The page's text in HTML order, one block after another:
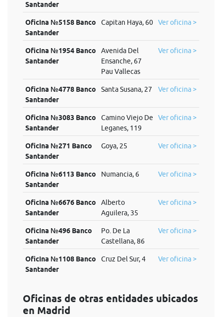
Santander
Oficina №5158 Banco
Santander
Capitan Haya, 60 Ver oficina >
Oficina №1954 Banco
Santander
Avenida Del
Ensanche, 67
Pau Vallecas
Ver oficina >
Oficina №4778 Banco
Santander
Santa Susana, 27 Ver oficina >
Oficina №3083 Banco
Santander
Camino Viejo De
Leganes, 119
Ver oficina >
Oficina №271 Banco
Santander
Goya, 25 Ver oficina >
Oficina №6113 Banco
Santander
Numancia, 6 Ver oficina >
Oficina №6676 Banco
Santander
Alberto
Aguilera, 35
Ver oficina >
Oficina №496 Banco
Santander
Po. De La
Castellana, 86
Ver oficina >
Oficina №1108 Banco
Santander
Cruz Del Sur, 4 Ver oficina >
Oficinas de otras entidades ubicados
en Madrid